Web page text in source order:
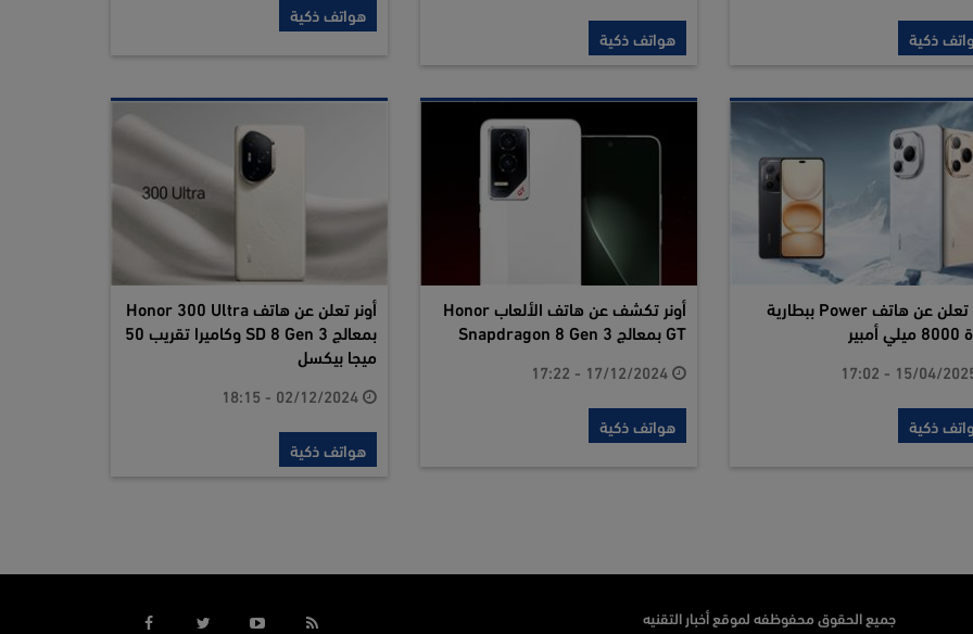
ذكية هواتف ذكية
هواتف ذكية
أونر تعلن عن هاتف Power ببطارية
ذكية
أونر تكشف عن هاتف الألعاب Honor
GT بمعالج Snapdragon 8 Gen 3
هواتف ذكية
أونر تعلن عن هاتف Honor 300 Ultra
بمعالج SD 8 Gen 3 وكاميرا تقريب 50
ميجا بيكسل
هواتف ذكية
جميع الحقوق محفوظفه لموقع أخبار التقنيه